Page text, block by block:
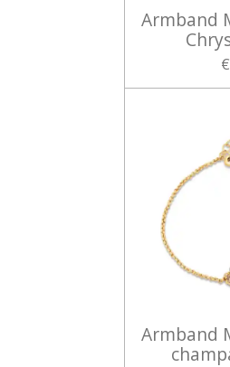
Armband
Armband